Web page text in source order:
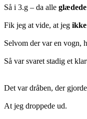
Så i 3.g – da alle glædede
Fik jeg at vide, at jeg ikke
Selvom der var en vogn,
Så var svaret stadig et
Det var dråben, der gjorde
At jeg droppede ud.